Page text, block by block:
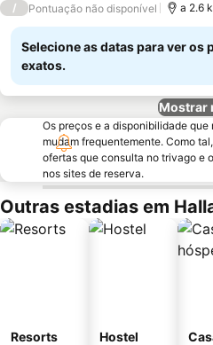
/ Pontuação não disponível a 2.6
Selecione as datas para ver os
exatos.
Mostrar
Os preços e a disponibilidade
mudam frequentemente. Como
ofertas que consulta no trivago e
nos sites de reserva.
Outras estadias em
Resorts Hostel